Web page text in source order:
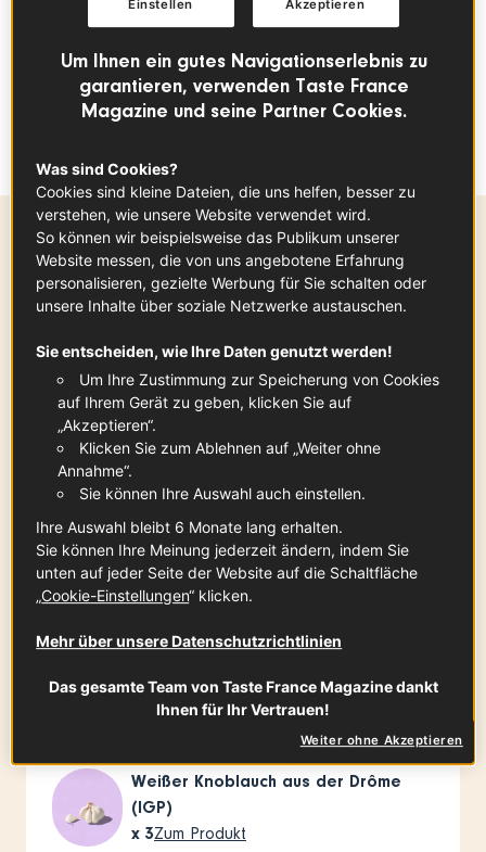
Abendessen? Unser Spargel-Duo mit
wachsweichem, in Sojasauce mariniertem Ei
Œuf mollet) wird dich begeistern! Ein
raffiniertes und gesundes Gericht für
Zubereitungszeit
20 min
Zutatenfür - +
Spargel „des Sables des Landes“
1Bund Zum Produkt
Spargel
Weißer Knoblauch aus der Drôme
(IGP)
x 3Zum Produkt
Um Ihnen ein gutes Navigationserlebnis zu
garantieren, verwenden Taste France
Magazine und seine Partner Cookies.
Was sind Cookies?
Cookies sind kleine Dateien, die uns helfen, besser zu
verstehen, wie unsere Website verwendet wird.
So können wir beispielsweise das Publikum unserer
Website messen, die von uns angebotene Erfahrung
personalisieren, gezielte Werbung für Sie schalten oder
unsere Inhalte über soziale Netzwerke austauschen.
Sie entscheiden, wie Ihre Daten genutzt werden!
Um Ihre Zustimmung zur Speicherung von Cookies
auf Ihrem Gerät zu geben, klicken Sie auf
„Akzeptieren“.
Klicken Sie zum Ablehnen auf „Weiter ohne
Annahme“.
Sie können Ihre Auswahl auch einstellen.
Ihre Auswahl bleibt 6 Monate lang erhalten.
Sie können Ihre Meinung jederzeit ändern, indem Sie
unten auf jeder Seite der Website auf die Schaltfläche
„Cookie-Einstellungen“ klicken.
Mehr über unsere Datenschutzrichtlinien
Das gesamte Team von Taste France Magazine dankt
Ihnen für Ihr Vertrauen!
Weiter ohne Akzeptieren
Akzeptieren
Einstellen